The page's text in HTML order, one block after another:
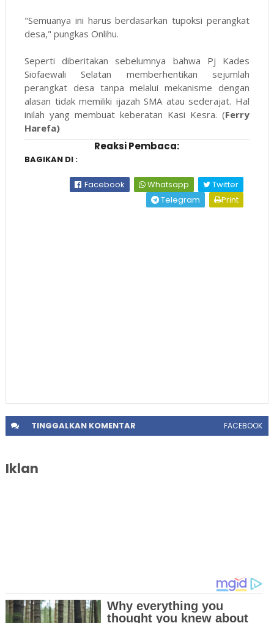
"Semuanya ini harus berdasarkan tupoksi perangkat
desa," pungkas Onlihu.
Seperti diberitakan sebelumnya bahwa Pj Kades
Siofaewali Selatan memberhentikan sejumlah
perangkat desa tanpa melalui mekanisme dengan
alasan tidak memiliki ijazah SMA atau sederajat. Hal
inilah yang membuat keberatan Kasi Kesra. (Ferry
Harefa)
Reaksi Pembaca:
BAGIKAN DI :
Facebook Whatsapp
Twitter
Telegram
Print
TINGGALKANKOMENTAR FACEBOOK
Iklan